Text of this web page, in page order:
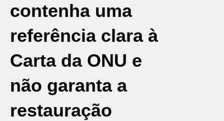
contenha uma
referência clara à
Carta da ONU e
não garanta a
restauração